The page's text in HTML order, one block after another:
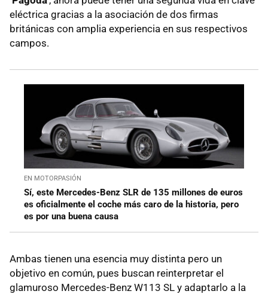
eléctrica gracias a la asociación de dos firmas
británicas con amplia experiencia en sus respectivos
campos.
EN MOTORPASIÓN
Sí, este Mercedes-Benz SLR de 135 millones de euros
es oficialmente el coche más caro de la historia, pero
es por una buena causa
Ambas tienen una esencia muy distinta pero un
objetivo en común, pues buscan reinterpretar el
glamuroso Mercedes-Benz W113 SL y adaptarlo a la